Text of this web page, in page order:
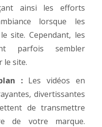
ainsi les efforts
lorsque les
site. Cependant, les
parfois sembler
le site.
:Les vidéos en
divertissantes
de transmettre
de votre marque.